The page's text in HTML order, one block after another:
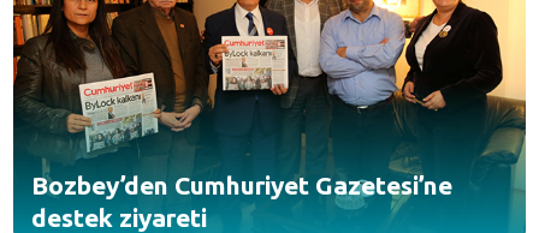
Bozbey’den Cumhuriyet Gazetesi’ne
destek ziyareti